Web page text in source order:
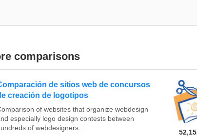
comparisons
de sitios web de concursos
creación de logotipos
of websites that organize webdesign
especially logo design contests between
of webdesigners...